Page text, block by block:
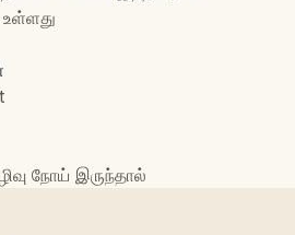
நோய் இருந்தால்